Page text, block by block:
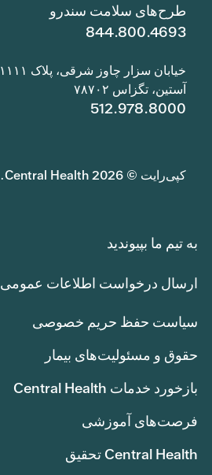
طرح‌های سلامت سندرو
844.800.4693
خیابان سزار چاوز شرقی، پلاک ۱۱۱۱
آستین، تگزاس ۷۸۷۰۲
512.978.8000
کپی‌رایت © 2026 Central Health. تمامی حقوق محفوظ است.
به تیم ما بپیوندید
ارسال درخواست اطلاعات عمومی
سیاست حفظ حریم خصوصی
حقوق و مسئولیت‌های بیمار
بازخورد خدمات Central Health
فرصت‌های آموزشی
Central Health تحقیق